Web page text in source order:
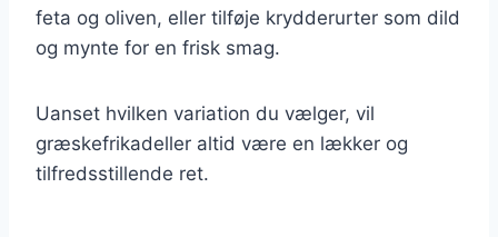
feta og oliven, eller tilføje krydderurter som dild
og mynte for en frisk smag.
Uanset hvilken variation du vælger, vil
græskefrikadeller altid være en lækker og
tilfredsstillende ret.